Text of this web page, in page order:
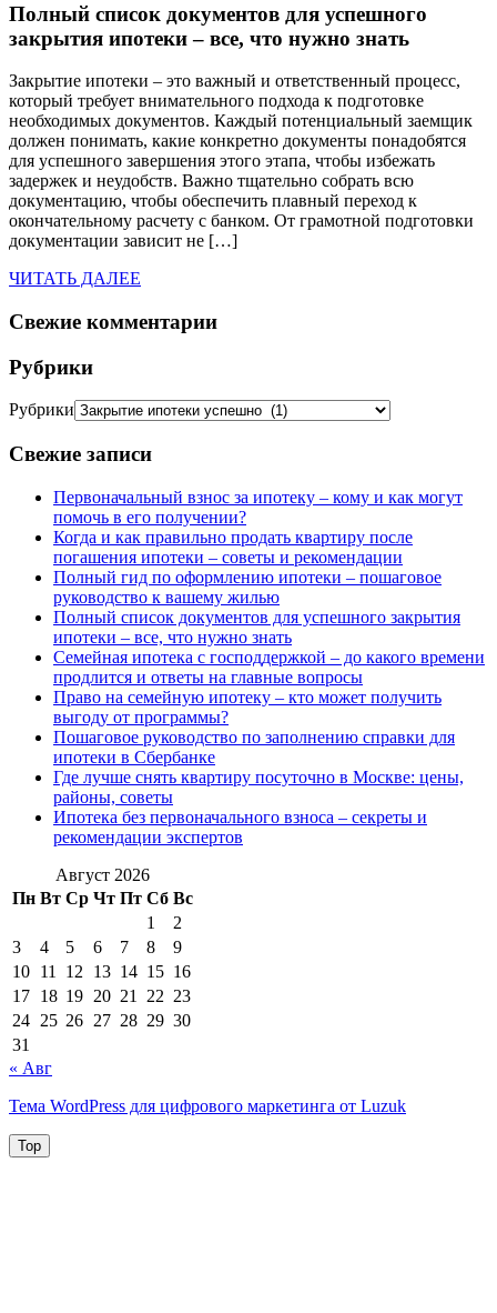
Полный список документов для успешного
закрытия ипотеки – все, что нужно знать
Закрытие ипотеки – это важный и ответственный процесс,
который требует внимательного подхода к подготовке
необходимых документов. Каждый потенциальный заемщик
должен понимать, какие конкретно документы понадобятся
для успешного завершения этого этапа, чтобы избежать
задержек и неудобств. Важно тщательно собрать всю
документацию, чтобы обеспечить плавный переход к
окончательному расчету с банком. От грамотной подготовки
документации зависит не […]
ЧИТАТЬ ДАЛЕЕ
Свежие комментарии
Рубрики
Рубрики
Свежие записи
Первоначальный взнос за ипотеку – кому и как могут
помочь в его получении?
Когда и как правильно продать квартиру после
погашения ипотеки – советы и рекомендации
Полный гид по оформлению ипотеки – пошаговое
руководство к вашему жилью
Полный список документов для успешного закрытия
ипотеки – все, что нужно знать
Семейная ипотека с господдержкой – до какого времени
продлится и ответы на главные вопросы
Право на семейную ипотеку – кто может получить
выгоду от программы?
Пошаговое руководство по заполнению справки для
ипотеки в Сбербанке
Где лучше снять квартиру посуточно в Москве: цены,
районы, советы
Ипотека без первоначального взноса – секреты и
рекомендации экспертов
Август 2026
Пн Вт Ср Чт Пт Сб Вс
1
2
3
4 5 6 7 8
9
10 11 12 13 14 15 16
17 18 19 20 21 22 23
24 25 26 27 28 29 30
31
« Авг
Тема WordPress для цифрового маркетинга от Luzuk
Top